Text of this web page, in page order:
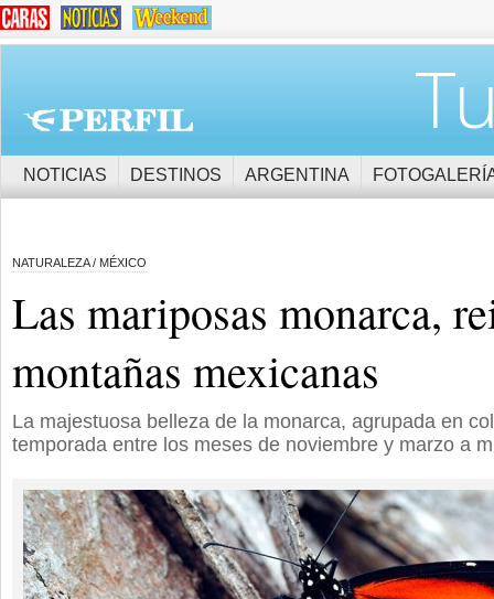
NOTICIAS DESTINOS ARGENTINA
NATURALEZA / MÉXICO
Las mariposas monarca,
montañas mexicanas
La majestuosa belleza de la monarca, agrupada en
temporada entre los meses de noviembre y marzo a